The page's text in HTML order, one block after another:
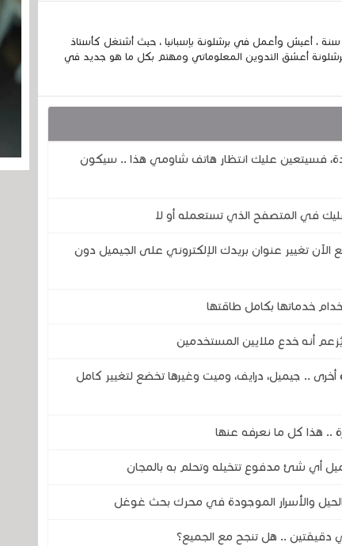
إسمي الكامل الحسين مزواد ، مغربي الجنسية ، عمري 42 سنة ، أعيش وأعمل في برشلونة بإسبانيا ، حيث أشتغل كأستاذ
أعشق التدوين المعلوماتي ومهتم بكل ما هو جديد في
فسيتعين عليك انتظار هاتف شاومي هذا .. سيكون
في المتصفح الذي تستعمله أو لا
تغيير عنوان بريدك الإلكتروني على الجيميل دون
خدماتها بكامل طاقتها
أنه خدع ملايين المستخدمين
.. جيميل، درايف، وميت وغيرها تخضع لتغيير كامل
أي شئ مدفوع تتخيله وتحلم به بالمجان
والأسرار الموجودة في محرك بحث غوغل
.. هل تنجح مع الجميع؟